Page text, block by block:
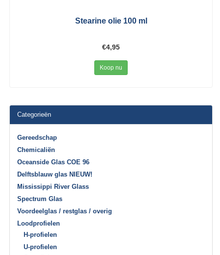
Stearine olie 100 ml
€4,95
Koop nu
Categorieën
Gereedschap
Chemicaliën
Oceanside Glas COE 96
Delftsblauw glas NIEUW!
Mississippi River Glass
Spectrum Glas
Voordeelglas / restglas / overig
Loodprofielen
H-profielen
U-profielen